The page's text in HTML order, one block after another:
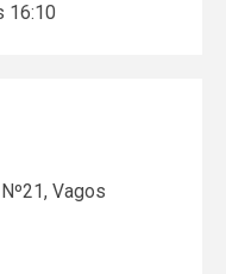
16:10
Vagos